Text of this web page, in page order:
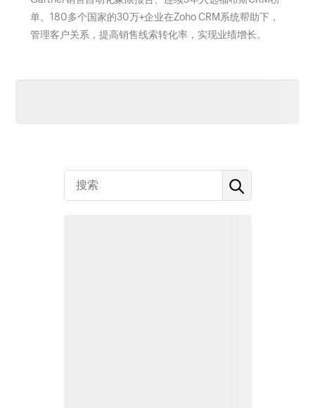
单。180多个国家的30万+企业在Zoho CRM系统帮助下，
管理客户关系，提高销售线索转化率，实现业绩增长。